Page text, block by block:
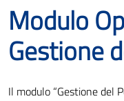
Modulo
Gestione
Il modulo “Gestione del